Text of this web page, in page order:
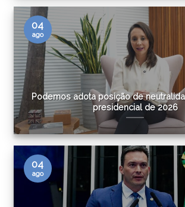
Podemos adota posição de
presidencial de 2026
04
ago
04
ago